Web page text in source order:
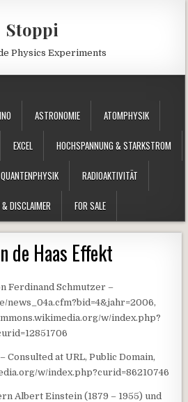
Stoppi
Physics Experiments
ASTRONOMIE ATOMPHYSIK
EXCEL HOCHSPANNUNG & STARKSTROM
QUANTENPHYSIK RADIOAKTIVITÄT
DISCLAIMER FOR SALE
de Haas Effekt
Ferdinand Schmutzer –
news_04a.cfm?bid=4&jahr=2006,
w/index.php?
Consulted at URL, Public Domain,
w/index.php?curid=86210746
Albert Einstein (1879 – 1955) und